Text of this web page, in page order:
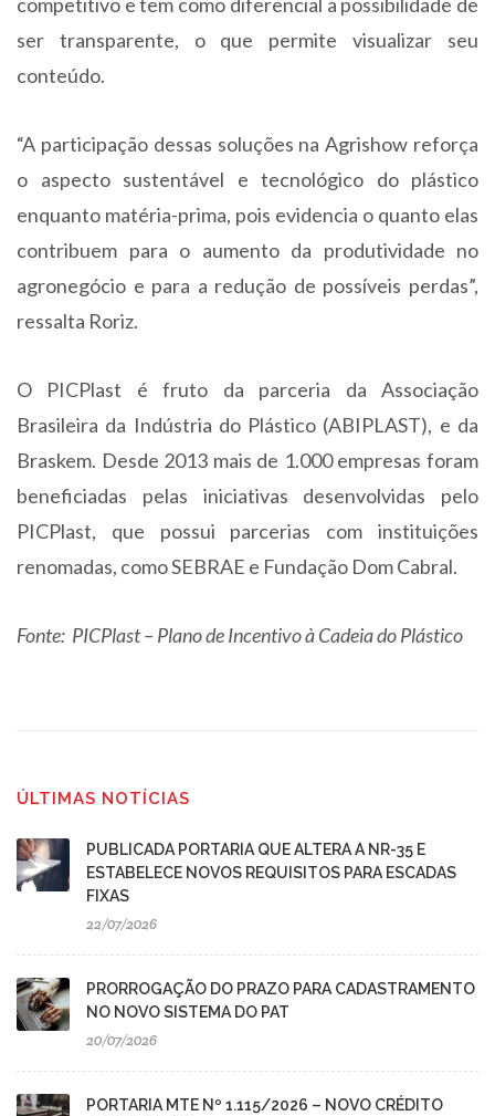
ser transparente, o que permite visualizar seu
conteúdo.
“A participação dessas soluções na Agrishow reforça
o aspecto sustentável e tecnológico do plástico
enquanto matéria-prima, pois evidencia o quanto elas
contribuem para o aumento da produtividade no
agronegócio e para a redução de possíveis perdas”,
ressalta Roriz.
O PICPlast é fruto da parceria da Associação
Brasileira da Indústria do Plástico (ABIPLAST), e da
Braskem. Desde 2013 mais de 1.000 empresas foram
beneficiadas pelas iniciativas desenvolvidas pelo
PICPlast, que possui parcerias com instituições
renomadas, como SEBRAE e Fundação Dom Cabral.
Fonte: PICPlast – Plano de Incentivo à Cadeia do Plástico
ÚLTIMAS NOTÍCIAS
PUBLICADA PORTARIA QUE ALTERA A NR-35 E
ESTABELECE NOVOS REQUISITOS PARA ESCADAS
FIXAS
22/07/2026
PRORROGAÇÃO DO PRAZO PARA CADASTRAMENTO
NO NOVO SISTEMA DO PAT
20/07/2026
PORTARIA MTE Nº 1.115/2026 – NOVO CRÉDITO